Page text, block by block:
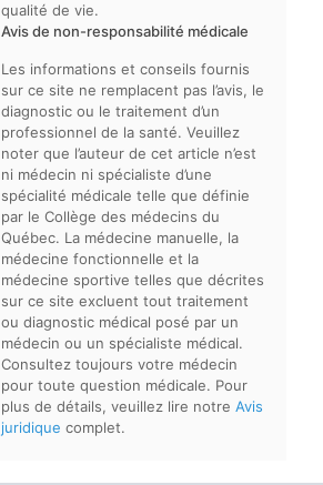
qualité de vie.
Avis de non-responsabilité médicale
Les informations et conseils fournis
sur ce site ne remplacent pas l’avis, le
diagnostic ou le traitement d’un
professionnel de la santé. Veuillez
noter que l’auteur de cet article n’est
ni médecin ni spécialiste d’une
spécialité médicale telle que définie
par le Collège des médecins du
Québec. La médecine manuelle, la
médecine fonctionnelle et la
médecine sportive telles que décrites
sur ce site excluent tout traitement
ou diagnostic médical posé par un
médecin ou un spécialiste médical.
Consultez toujours votre médecin
pour toute question médicale. Pour
plus de détails, veuillez lire notre Avis
juridique complet.